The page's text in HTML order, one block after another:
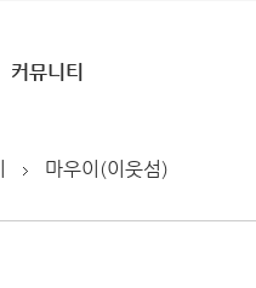
커뮤니티
마우이(이웃섬)